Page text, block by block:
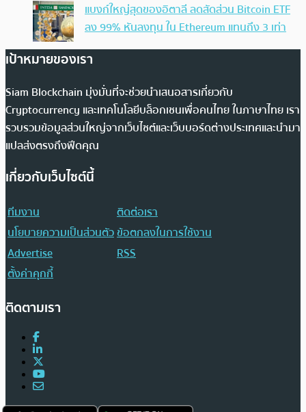
แบงก์ใหญ่สุดของอิตาลี ลดสัดส่วน Bitcoin ETF
ลง 99% หันลงทุน ใน Ethereum แทนถึง 3 เท่า
เป้าหมายของเรา
Siam Blockchain มุ่งมั่นที่จะช่วยนำเสนอสารเกี่ยวกับ
Cryptocurrency และเทคโนโลยีบล็อกเชนเพื่อคนไทย ในภาษาไทย เรา
รวบรวมข้อมูลส่วนใหญ่จากเว็บไซต์และเว็บบอร์ดต่างประเทศและนำมา
แปลส่งตรงถึงฟีดคุณ
เกี่ยวกับเว็บไซต์นี้
ทีมงาน
ติดต่อเรา
นโยบายความเป็นส่วนตัวข้อตกลงในการใช้งาน
Advertise
RSS
ตั้งค่าคุกกี้
ติดตามเรา